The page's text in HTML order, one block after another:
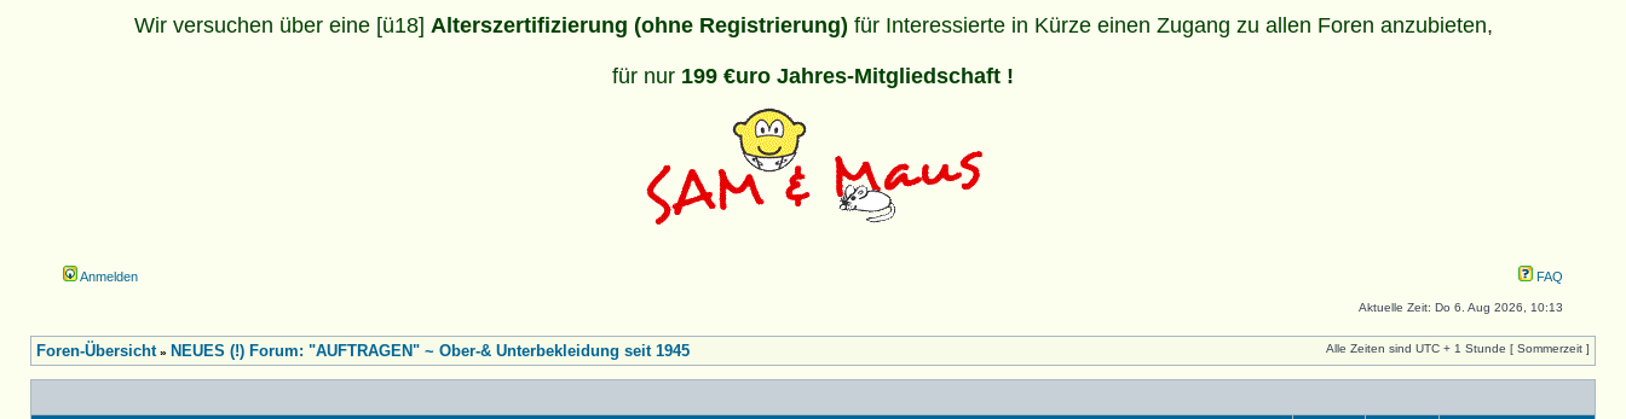
Wir versuchen über eine [ü18] Alterszertifizierung (ohne Registrierung) für Interessierte in Kürze einen Zugang zu allen Foren anzubieten,
für nur 199 €uro Jahres-Mitgliedschaft !
Anmelden FAQ
Aktuelle Zeit: Do 6. Aug 2026, 10:13
Foren-Übersicht» NEUES (!) Forum: "AUFTRAGEN" ~ Ober-& Unterbekleidung seit 1945 Alle Zeiten sind UTC + 1 Stunde [ Sommerzeit ]